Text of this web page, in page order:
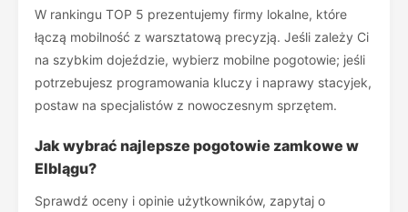
W rankingu TOP 5 prezentujemy firmy lokalne, które
łączą mobilność z warsztatową precyzją. Jeśli zależy Ci
na szybkim dojeździe, wybierz mobilne pogotowie; jeśli
potrzebujesz programowania kluczy i naprawy stacyjek,
postaw na specjalistów z nowoczesnym sprzętem.
Jak wybrać najlepsze pogotowie zamkowe w
Elblągu?
Sprawdź oceny i opinie użytkowników, zapytaj o